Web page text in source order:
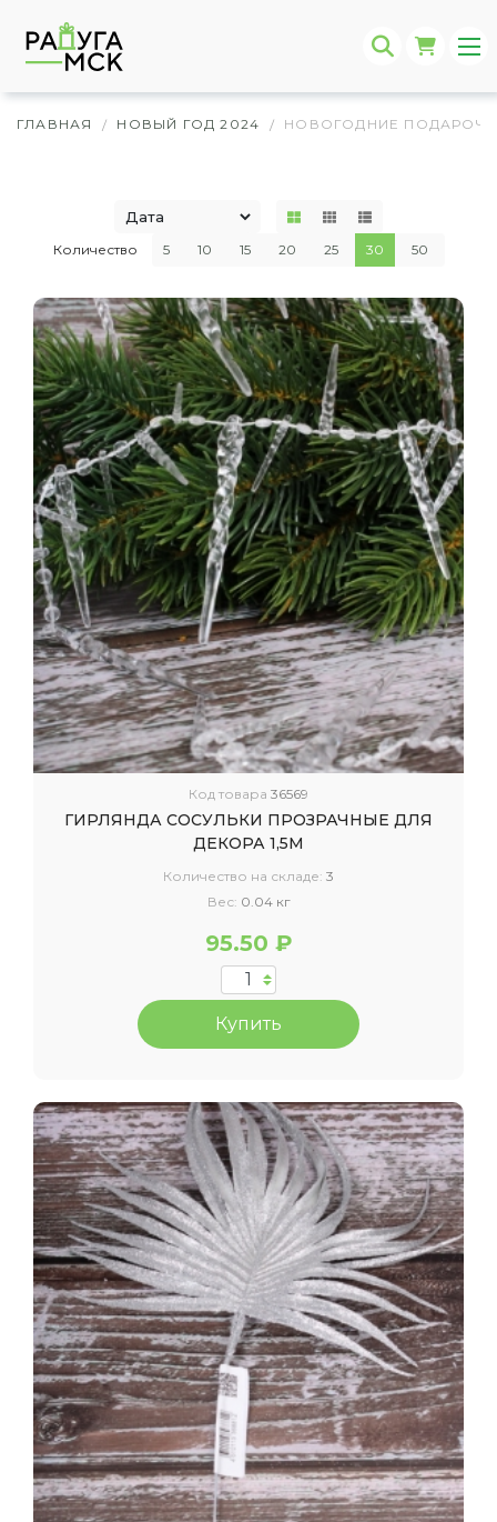
ГЛАВНАЯ / НОВЫЙ ГОД 2024 / НОВОГОДНИЕ
Количество 5 10 15 20 25 30 50
Код товара 36569
ГИРЛЯНДА СОСУЛЬКИ ПРОЗРАЧНЫЕ ДЛЯ
ДЕКОРА 1,5М
Количество на складе: 3
Вес: 0.04 кг
95.50 ₽
Купить